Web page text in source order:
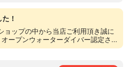
！
ップの中から当店ご利用頂き誠に
ープンウォーターダイバー認定さ...